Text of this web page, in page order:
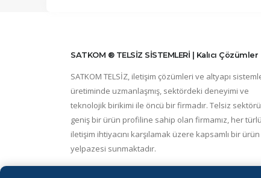
SATKOM ® TELSİZ SİSTEMLERİ | Kalıcı Çözümler
SATKOM TELSİZ, iletişim çözümleri ve altyapı
üretiminde uzmanlaşmış, sektördeki deneyimi ve
teknolojik birikimi ile öncü bir firmadır. Telsiz
geniş bir ürün profiline sahip olan firmamız, her türlü
iletişim ihtiyacını karşılamak üzere kapsamlı bir ürün
yelpazesi sunmaktadır.